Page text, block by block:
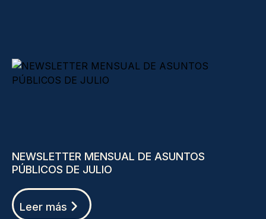
NEWSLETTER MENSUAL DE ASUNTOS
PÚBLICOS DE JULIO
Leer más